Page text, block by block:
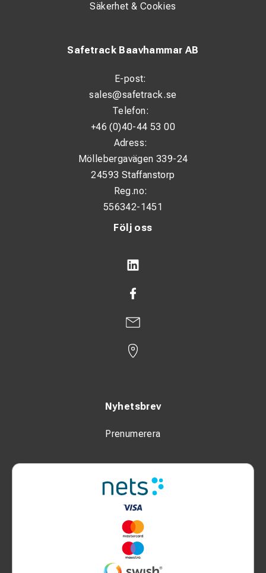
Följ oss
Nyhetsbrev
Prenumerera
Safetrack Baavhammar AB
E-post:
sales@safetrack.se
Telefon:
+46 (0)40-44 53 00
Adress:
Möllebergavägen 339-24
24593 Staffanstorp
Reg.no:
556342-1451
Säkerhet & Cookies